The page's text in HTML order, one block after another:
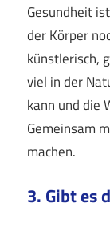
Gesundheit
der Körper
künstlerisch,
viel in der
kann und die
Gemeinsam
machen.
3. Gibt es